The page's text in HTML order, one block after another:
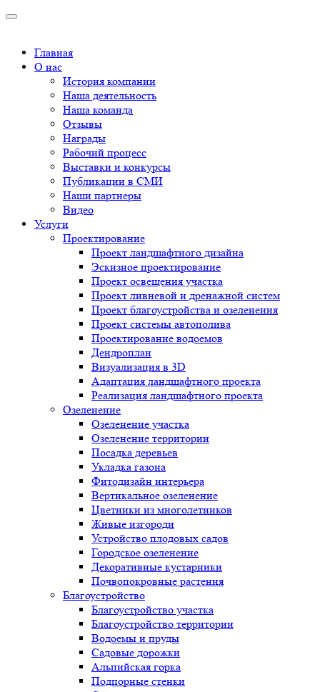
Главная
О нас
История компании
Наша деятельность
Наша команда
Отзывы
Награды
Рабочий процесс
Выставки и конкурсы
Публикации в СМИ
Наши партнеры
Видео
Услуги
Проектирование
Проект ландшафтного дизайна
Эскизное проектирование
Проект освещения участка
Проект ливневой и дренажной систем
Проект благоустройства и озеленения
Проект системы автополива
Проектирование водоемов
Дендроплан
Визуализация в 3D
Адаптация ландшафтного проекта
Реализация ландшафтного проекта
Озеленение
Озеленение участка
Озеленение территории
Посадка деревьев
Укладка газона
Фитодизайн интерьера
Вертикальное озеленение
Цветники из многолетников
Живые изгороди
Устройство плодовых садов
Городское озеленение
Декоративные кустарники
Почвопокровные растения
Благоустройство
Благоустройство участка
Благоустройство территории
Водоемы и пруды
Садовые дорожки
Альпийская горка
Подпорные стенки